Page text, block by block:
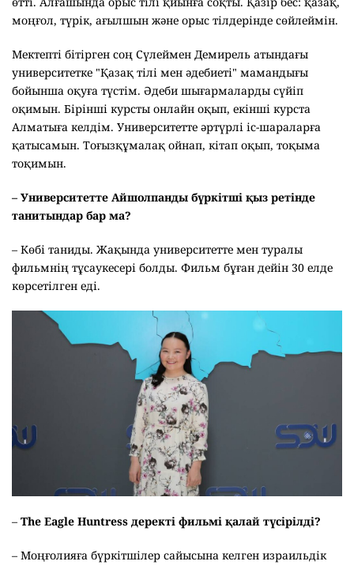
моңғол, түрік, ағылшын және орыс тілдерінде сөйлеймін.
Мектепті бітірген соң Сүлеймен Демирель атындағы
университетке "Қазақ тілі мен әдебиеті" мамандығы
бойынша оқуға түстім. Әдеби шығармаларды сүйіп
оқимын. Бірінші курсты онлайн оқып, екінші курста
Алматыға келдім. Университетте әртүрлі іс-шараларға
қатысамын. Тоғызқұмалақ ойнап, кітап оқып, тоқыма
тоқимын.
– Университетте Айшолпанды бүркітші қыз ретінде
танитындар бар ма?
– Көбі таниды. Жақында университетте мен туралы
фильмнің тұсаукесері болды. Фильм бұған дейін 30 елде
көрсетілген еді.
– The Eagle Huntress деректі фильмі қалай түсірілді?
– Моңғолияға бүркітшілер сайысына келген израильдік